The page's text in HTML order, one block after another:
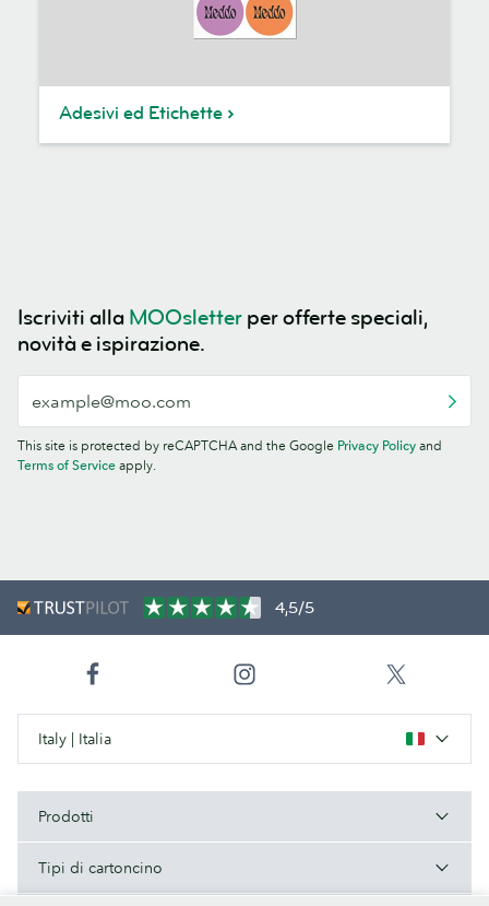
Adesivi ed Etichette
Iscriviti alla MOOsletter per offerte speciali,
novità e ispirazione.
This site is protected by reCAPTCHA and the Google Privacy Policy and
Terms of Service apply.
4,5/5
Italy | Italia
Prodotti
Tipi di cartoncino